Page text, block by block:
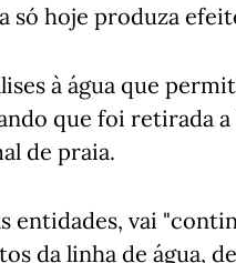
só hoje produza
à água que
que foi retirada
de praia.
entidades, vai
da linha de água,